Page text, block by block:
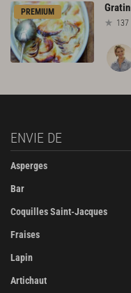
PREMIUM Gratin
137
ENVIE DE
Asperges
Bar
Coquilles Saint-Jacques
Fraises
Lapin
Artichaut